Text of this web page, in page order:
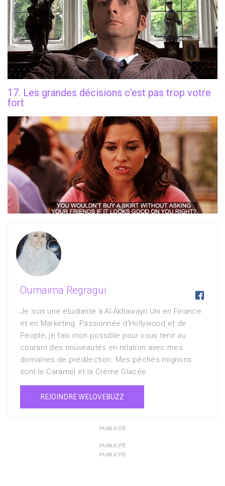
17. Les grandes décisions c’est pas trop votre
fort
Oumaima Regragui 
Je suis une étudiante à Al Akhawayn Uni en Finance
et en Marketing. Passionnée d'Hollywood et de
People, je fais mon possible pour vous tenir au
courant des nouveautés en relation avec mes
domaines de prédilection. Mes péchés mignons
sont le Caramel et la Crème Glacée.
REJOINDRE WELOVEBUZZ
PUBLICITÉ
PUBLICITÉ
PUBLICITÉ